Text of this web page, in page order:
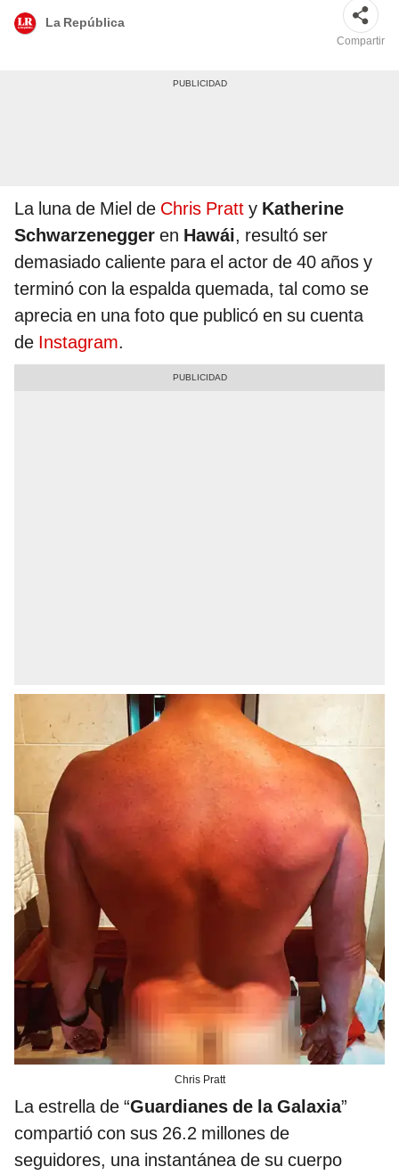
La República
Compartir
La luna de Miel de Chris Pratt y Katherine
Schwarzenegger en Hawái, resultó ser
demasiado caliente para el actor de 40 años y
terminó con la espalda quemada, tal como se
aprecia en una foto que publicó en su cuenta
de Instagram.
Chris Pratt
La estrella de “Guardianes de la Galaxia”
compartió con sus 26.2 millones de
seguidores, una instantánea de su cuerpo